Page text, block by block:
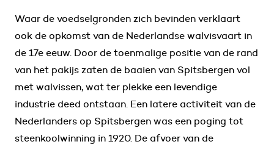
Waar de voedselgronden zich bevinden verklaart
ook de opkomst van de Nederlandse walvisvaart in
de 17e eeuw. Door de toenmalige positie van de rand
van het pakijs zaten de baaien van Spitsbergen vol
met walvissen, wat ter plekke een levendige
industrie deed ontstaan. Een latere activiteit van de
Nederlanders op Spitsbergen was een poging tot
steenkoolwinning in 1920. De afvoer van de